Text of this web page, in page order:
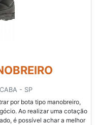
- SP
por bota tipo manobreiro,
Ao realizar uma cotação
é possível achar a melhor